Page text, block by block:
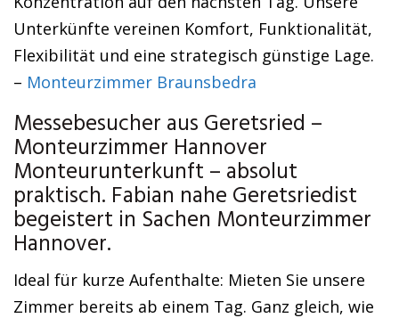
Unterkünfte vereinen Komfort, Funktionalität,
Flexibilität und eine strategisch günstige Lage.
– Monteurzimmer Braunsbedra
Messebesucher aus Geretsried –
Monteurzimmer Hannover
Monteurunterkunft – absolut
praktisch. Fabian nahe Geretsriedist
begeistert in Sachen Monteurzimmer
Hannover.
Ideal für kurze Aufenthalte: Mieten Sie unsere
Zimmer bereits ab einem Tag. Ganz gleich, wie